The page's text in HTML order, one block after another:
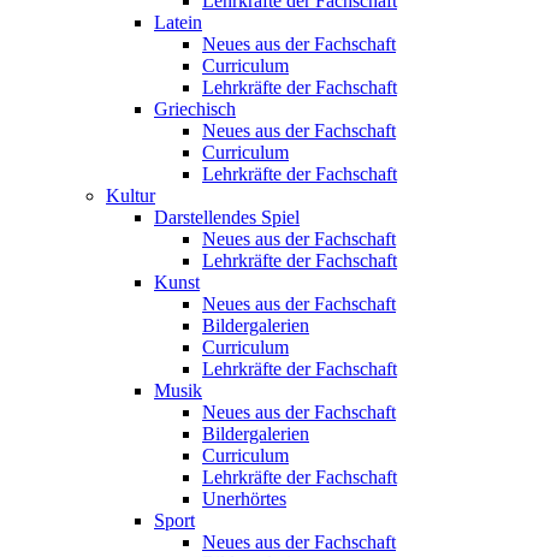
Latein
Neues aus der Fachschaft
Curriculum
Lehrkräfte der Fachschaft
Griechisch
Neues aus der Fachschaft
Curriculum
Lehrkräfte der Fachschaft
Kultur
Darstellendes Spiel
Neues aus der Fachschaft
Lehrkräfte der Fachschaft
Kunst
Neues aus der Fachschaft
Bildergalerien
Curriculum
Lehrkräfte der Fachschaft
Musik
Neues aus der Fachschaft
Bildergalerien
Curriculum
Lehrkräfte der Fachschaft
Unerhörtes
Sport
Neues aus der Fachschaft